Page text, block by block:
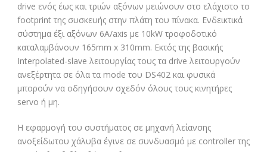
drive ενός έως και τριών αξόνων μειώνουν στο ελάχιστο το
footprint της συσκευής στην πλάτη του πίνακα. Ενδεικτικά
σύστημα έξι αξόνων 6Α/axis με 10kW τροφοδοτικό
καταλαμβάνουν 165mm x 310mm. Εκτός της βασικής
Interpolated-slave λειτουργίας τους τα drive λειτουργούν
ανεξέρτητα σε όλα τα mode του DS402 και φυσικά
μπορούν να οδηγήσουν σχεδόν όλους τους κινητήρες
servo ή μη.
Η εφαρμογή του συστήματος σε μηχανή λείανσης
ανοξείδωτου χάλυβα έγινε σε συνδυασμό με controller της